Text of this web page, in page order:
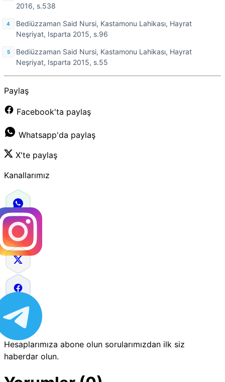
2016, s.538
Bediüzzaman Said Nursi, Kastamonu Lahikası, Hayrat
Neşriyat, Isparta 2015, s.96
Bediüzzaman Said Nursi, Kastamonu Lahikası, Hayrat
Neşriyat, Isparta 2015, s.55
Paylaş
Facebook'ta paylaş
Whatsapp'da paylaş
X'te paylaş
Kanallarımız
Hesaplarımıza abone olun sorularımızdan ilk siz
haberdar olun.